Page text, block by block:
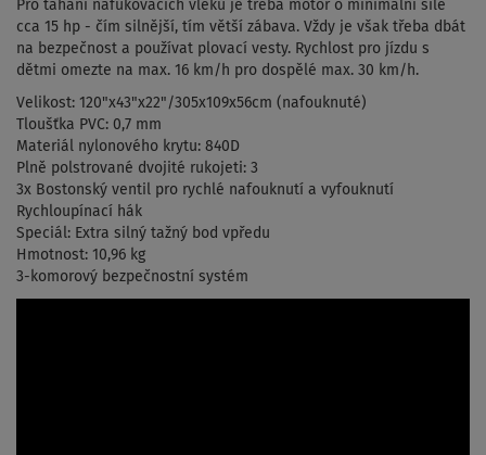
Pro tahání nafukovacích vleků je třeba motor o minimální síle
cca 15 hp - čím silnější, tím větší zábava. Vždy je však třeba dbát
na bezpečnost a používat plovací vesty. Rychlost pro jízdu s
dětmi omezte na max. 16 km/h pro dospělé max. 30 km/h.
Velikost: 120"x43"x22"/305x109x56cm (nafouknuté)
Tloušťka PVC: 0,7 mm
Materiál nylonového krytu: 840D
Plně polstrované dvojité rukojeti: 3
3x Bostonský ventil pro rychlé nafouknutí a vyfouknutí
Rychloupínací hák
Speciál: Extra silný tažný bod vpředu
Hmotnost: 10,96 kg
3-komorový bezpečnostní systém